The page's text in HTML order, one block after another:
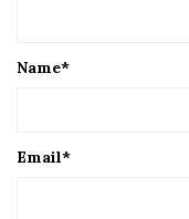
Name*
Email*